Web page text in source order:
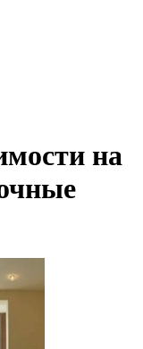
на